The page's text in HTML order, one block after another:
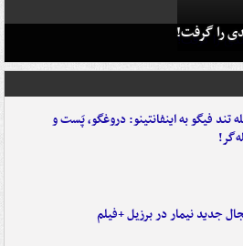
را گرفت!
تند فیگو به اینفانتینو: دروغگو، پَست‌ و
جدید نیمار در برزیل +فیلم